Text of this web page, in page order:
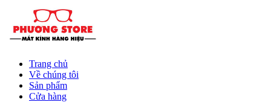
Trang chủ
Về chúng tôi
Sản phẩm
Cửa hàng